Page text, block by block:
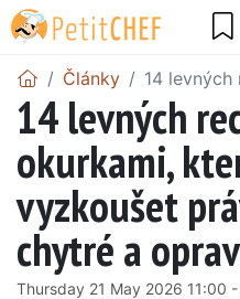
Články 14
14 levných
okurkami,
vyzkoušet
chytré a
Thursday 21 May 2026 11:00 -